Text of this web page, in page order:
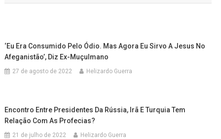
‘Eu Era Consumido Pelo Ódio. Mas Agora Eu Sirvo A Jesus No
Afeganistão’, Diz Ex-Muçulmano
27 de agosto de 2022 Helizardo Guerra
Encontro Entre Presidentes Da Rússia, Irã E Turquia Tem
Relação Com As Profecias?
21 de julho de 2022 Helizardo Guerra